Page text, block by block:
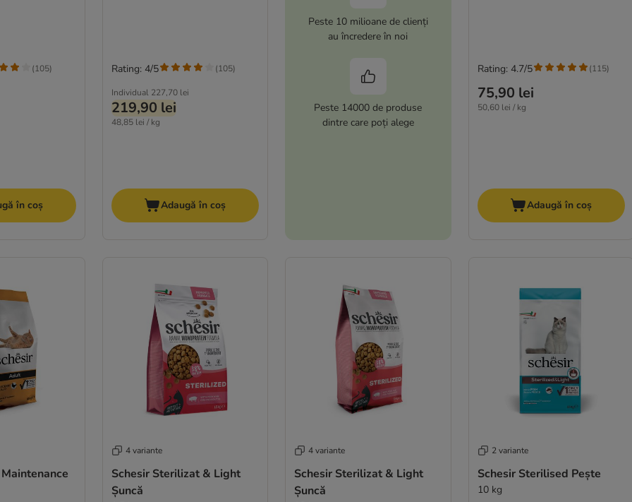
(105)
în coș
Individual 227,70 lei
219,90 lei
48,85 lei / kg
Rating: 4/5 (105)
Adaugă în coș
Peste 10 milioane de clienți
au încredere în noi
Peste 14000 de produse
dintre care poți alege
75,90 lei
50,60 lei / kg
Rating: 4.7/5 (115)
Adaugă în coș
4 variante
Schesir Sterilizat & Light
Șuncă
4 variante
Schesir Sterilizat & Light
Șuncă
2 variante
Schesir Sterilised Pește
10 kg